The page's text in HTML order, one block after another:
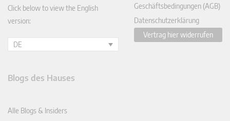
Click below to view the English
version:
DE
Geschäftsbedingungen (AGB)
Datenschutzerklärung
Vertrag hier widerrufen
Blogs des Hauses
Alle Blogs & Insiders